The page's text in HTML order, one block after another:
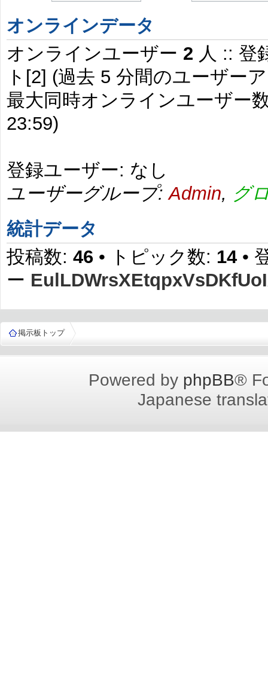
オンラインデータ
オンラインユーザー 2 人 :: 登
ト[2] (過去 5 分間のユーザー
最大同時オンラインユーザー
23:59)
登録ユーザー: なし
ユーザーグループ:Admin, グ
統計データ
投稿数: 46 • トピック数: 14 •
ー
掲示板トップ
Powered by phpBB®
Japanese